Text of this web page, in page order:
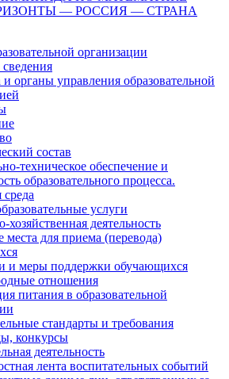
— РОССИЯ — СТРАНА
организации
и органы управления образовательной
состав
техническое обеспечение и
образовательного процесса.
среда
услуги
деятельность
места для приема (перевода)
и меры поддержки обучающихся
отношения
питания в образовательной
стандарты и требования
конкурсы
деятельность
лента воспитательных событий